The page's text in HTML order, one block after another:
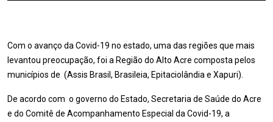
Com o avanço da Covid-19 no estado, uma das regiões que mais
levantou preocupação, foi a Região do Alto Acre composta pelos
municípios de (Assis Brasil, Brasileia, Epitaciolândia e Xapuri).
De acordo com o governo do Estado, Secretaria de Saúde do Acre
e do Comitê de Acompanhamento Especial da Covid-19, a